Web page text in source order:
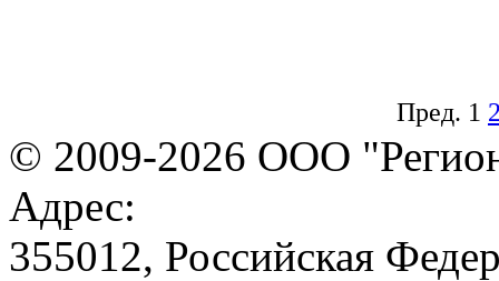
Пред. 1
© 2009-2026 ООО
Адрес:
355012, Российская